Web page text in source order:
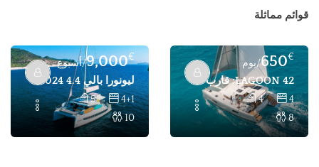
قوائم مماثلة
650€
/يوم
LAGOON 42: قارب عاري للإيجار 4 كبائن 8 أشخاص في بودروم
4
4
8
9,000€
/أسبوع
ليونورا بالي 4.4 2024، قارب عاري مستأجر عاري
4+1
5
10